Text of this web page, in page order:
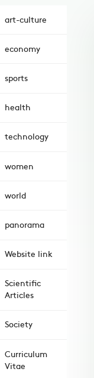
art-culture
economy
sports
health
technology
women
world
panorama
Website link
Scientific
Articles
Society
Curriculum
Vitae